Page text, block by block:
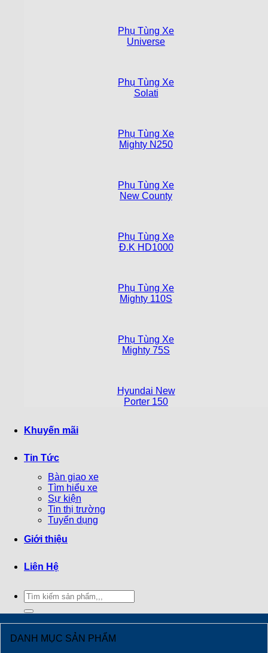
Phụ Tùng Xe
Universe
Phụ Tùng Xe
Solati
Phụ Tùng Xe
Mighty N250
Phụ Tùng Xe
New County
Phụ Tùng Xe
Đ.K HD1000
Phụ Tùng Xe
Mighty 110S
Phụ Tùng Xe
Mighty 75S
Hyundai New
Porter 150
Khuyến mãi
Tin Tức
Bàn giao xe
Tìm hiểu xe
Sự kiện
Tin thị trường
Tuyển dụng
Giới thiệu
Liên Hệ
Tìm
kiếm:
DANH MỤC SẢN PHẨM